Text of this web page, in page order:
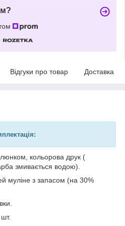
Відгуки про товар Доставка
кольорова друк (
змивається водою).
муліне з запасом (на 30%